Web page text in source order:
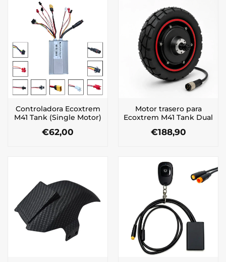
Controladora Ecoxtrem
M41 Tank (Single Motor)
€62,00
Motor trasero para
Ecoxtrem M41 Tank Dual
€188,90